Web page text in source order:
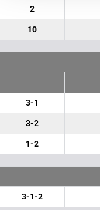
2
10
3-1
3-2
1-2
3-1-2